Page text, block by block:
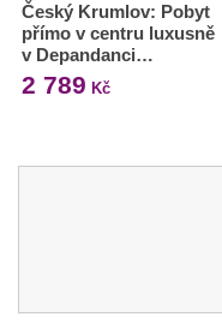
Český Krumlov: Pobyt
přímo v centru luxusně
v Depandanci…
2 789 Kč